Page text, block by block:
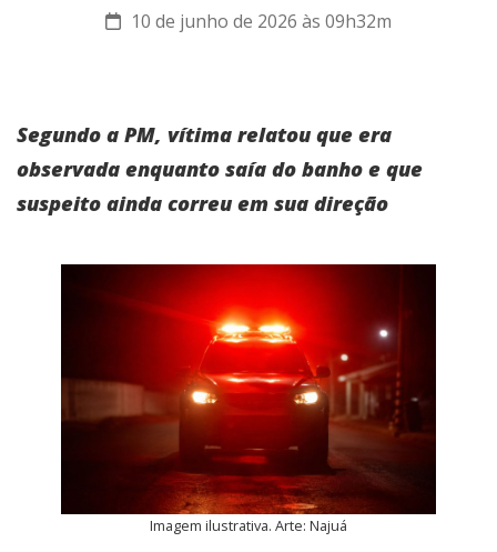
10 de junho de 2026 às 09h32m
Segundo a PM, vítima relatou que era
observada enquanto saía do banho e que
suspeito ainda correu em sua direção
Imagem ilustrativa. Arte: Najuá